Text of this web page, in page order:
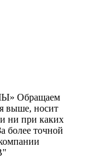
Обращаем
выше, носит
ни при каких
более точной